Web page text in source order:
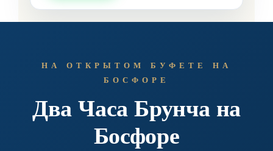
НА ОТКРЫТОМ БУФЕТЕ НА
БОСФОРЕ
Два Часа Брунча на
Босфоре